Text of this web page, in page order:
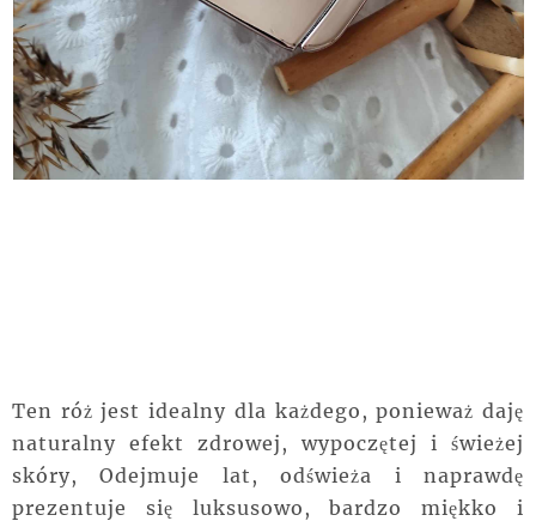
Ten róż jest idealny dla każdego, ponieważ daję
naturalny efekt zdrowej, wypoczętej i świeżej
skóry, Odejmuje lat, odświeża i naprawdę
prezentuje się luksusowo, bardzo miękko i